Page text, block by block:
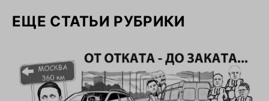
ЕЩЕ СТАТЬИ РУБРИКИ